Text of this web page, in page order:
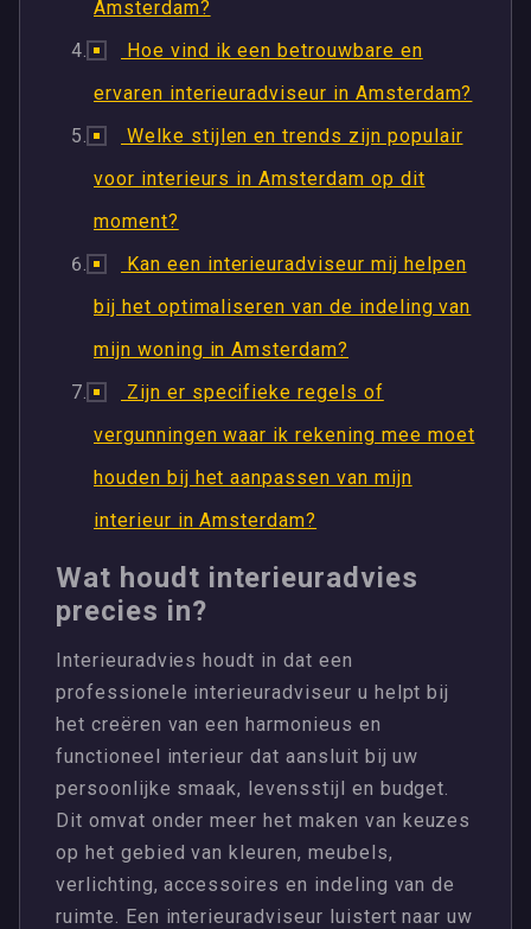
Amsterdam?
Hoe vind ik een betrouwbare en
ervaren interieuradviseur in Amsterdam?
Welke stijlen en trends zijn populair
voor interieurs in Amsterdam op dit
moment?
Kan een interieuradviseur mij helpen
bij het optimaliseren van de indeling van
mijn woning in Amsterdam?
Zijn er specifieke regels of
vergunningen waar ik rekening mee moet
houden bij het aanpassen van mijn
interieur in Amsterdam?
Wat houdt interieuradvies
precies in?
Interieuradvies houdt in dat een
professionele interieuradviseur u helpt bij
het creëren van een harmonieus en
functioneel interieur dat aansluit bij uw
persoonlijke smaak, levensstijl en budget.
Dit omvat onder meer het maken van keuzes
op het gebied van kleuren, meubels,
verlichting, accessoires en indeling van de
ruimte. Een interieuradviseur luistert naar uw